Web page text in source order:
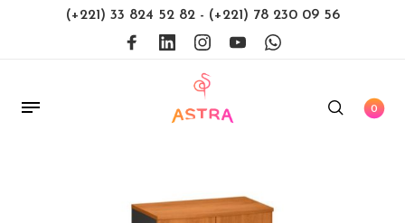
(+221) 33 824 52 82 - (+221) 78 230 09 56
0